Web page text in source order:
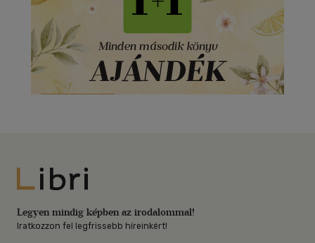
Libri
Legyen mindig képben az irodalommal!
Iratkozzon fel legfrissebb híreinkért!